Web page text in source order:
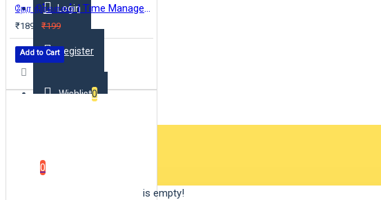
Login
Register
Wishlist0
0
Your shopping cart is empty!
நேர நிர்வாகம் | Time Management (பிரையன் டிரேசி வெற்றி நூலகம்)
₹189 ₹199
Add to Cart